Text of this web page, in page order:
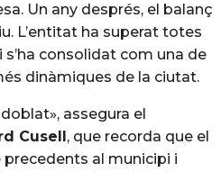
Un any després, el balanç
L’entitat ha superat totes
consolidat com una de
dinàmiques de la ciutat.
assegura el
Cusell, que recorda que el
al municipi i